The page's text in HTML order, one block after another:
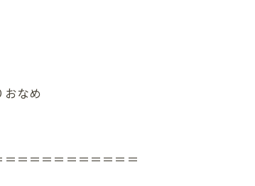
おなめ
＝＝＝＝＝＝＝＝＝＝